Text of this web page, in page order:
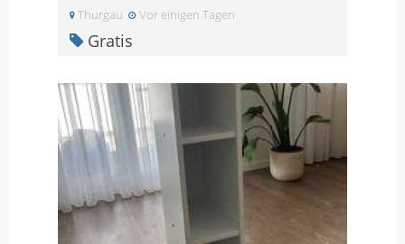
Thurgau Vor einigen Tagen
Gratis